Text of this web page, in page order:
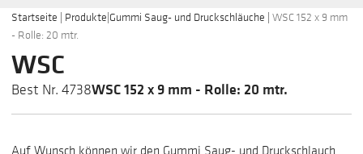
Startseite | Produkte|Gummi Saug- und Druckschläuche | WSC 152 x 9 mm
- Rolle: 20 mtr.
WSC
Best Nr. 4738WSC 152 x 9 mm - Rolle: 20 mtr.
Auf Wunsch können wir den Gummi Saug- und Druckschlauch